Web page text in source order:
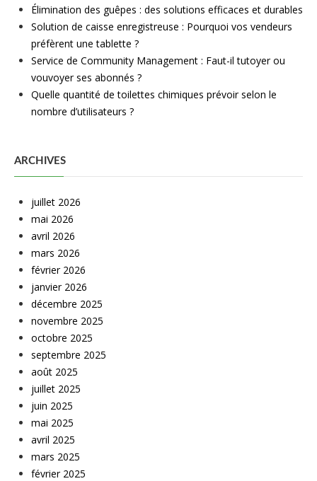
Élimination des guêpes : des solutions efficaces et durables
Solution de caisse enregistreuse : Pourquoi vos vendeurs
préfèrent une tablette ?
Service de Community Management : Faut-il tutoyer ou
vouvoyer ses abonnés ?
Quelle quantité de toilettes chimiques prévoir selon le
nombre d’utilisateurs ?
ARCHIVES
juillet 2026
mai 2026
avril 2026
mars 2026
février 2026
janvier 2026
décembre 2025
novembre 2025
octobre 2025
septembre 2025
août 2025
juillet 2025
juin 2025
mai 2025
avril 2025
mars 2025
février 2025